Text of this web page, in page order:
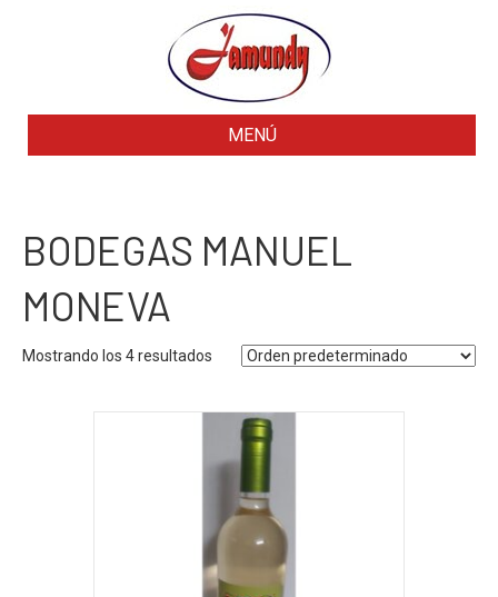
MENÚ
BODEGAS MANUEL
MONEVA
Mostrando los 4 resultados